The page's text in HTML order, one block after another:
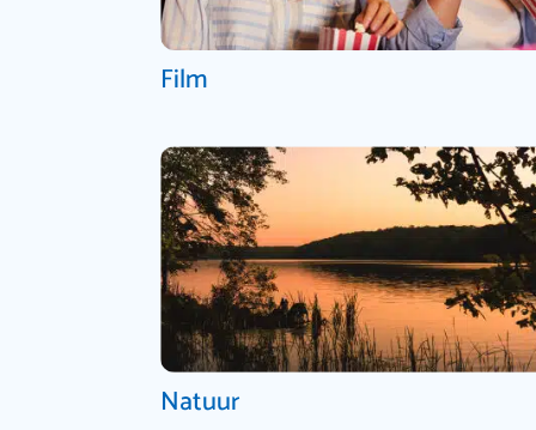
Film
Natuur